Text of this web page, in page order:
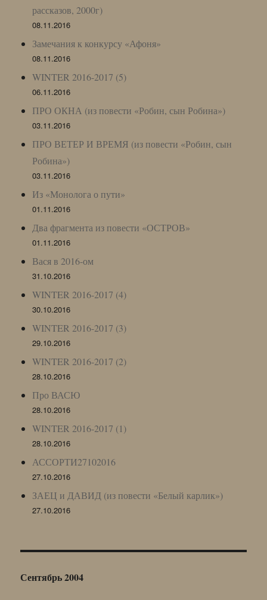
рассказов, 2000г)
08.11.2016
Замечания к конкурсу «Афоня»
08.11.2016
WINTER 2016-2017 (5)
06.11.2016
ПРО ОКНА (из повести «Робин, сын Робина»)
03.11.2016
ПРО ВЕТЕР И ВРЕМЯ (из повести «Робин, сын
Робина»)
03.11.2016
Из «Монолога о пути»
01.11.2016
Два фрагмента из повести «ОСТРОВ»
01.11.2016
Вася в 2016-ом
31.10.2016
WINTER 2016-2017 (4)
30.10.2016
WINTER 2016-2017 (3)
29.10.2016
WINTER 2016-2017 (2)
28.10.2016
Про ВАСЮ
28.10.2016
WINTER 2016-2017 (1)
28.10.2016
АССОРТИ27102016
27.10.2016
ЗАЕЦ и ДАВИД (из повести «Белый карлик»)
27.10.2016
Сентябрь 2004